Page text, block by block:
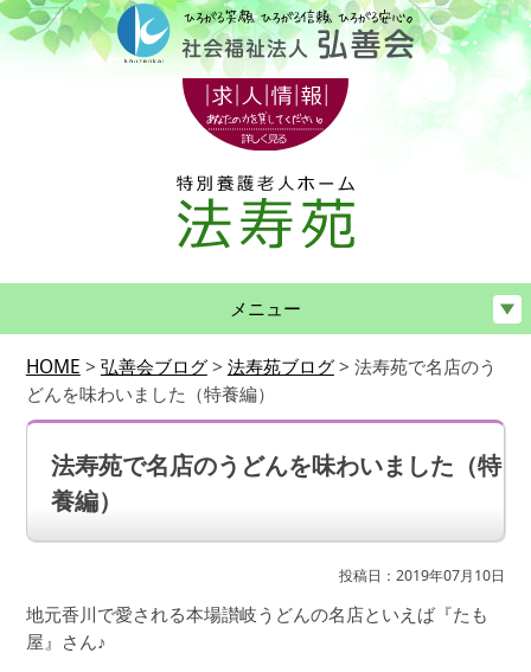
メニュー
HOME > 弘善会ブログ> 法寿苑ブログ> 法寿苑で名店のう
どんを味わいました（特養編）
法寿苑で名店のうどんを味わいました（特
養編）
投稿日：2019年07月10日
地元香川で愛される本場讃岐うどんの名店といえば『たも
屋』さん♪